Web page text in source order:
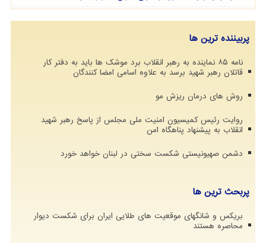
پربیننده ترین ها
نامه ۸۵ نماینده به رهبر انقلاب برد موشک ها باید به دفتر کار
قاتلان رهبر شهید برسد به علاوه اسامی امضا کنندگان
روش های درمان ریزش مو
روایت رئیس کمیسیون امنیت ملی مجلس از پاسخ رهبر شهید
انقلاب به پیشنهاد پناهگاه امن
دشمن صهیونیستی شکست سختی در لبنان خواهد خورد
پربحث ترین ها
بریکس و شانگهای موقعیت های طلایی ایران برای شکست دیوار
محاصره هستند